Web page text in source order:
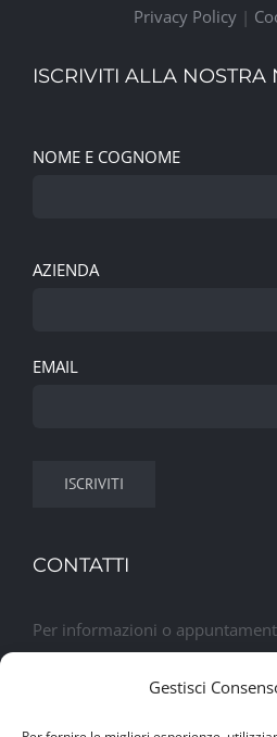
Gestisci
Privacy Policy|
ISCRIVITI ALLA NOSTRA
NOME E COGNOME
AZIENDA
EMAIL
CONTATTI
Per informazioni o